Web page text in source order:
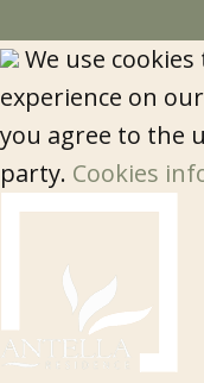
We use
experience on
you agree to the
party. Cookies